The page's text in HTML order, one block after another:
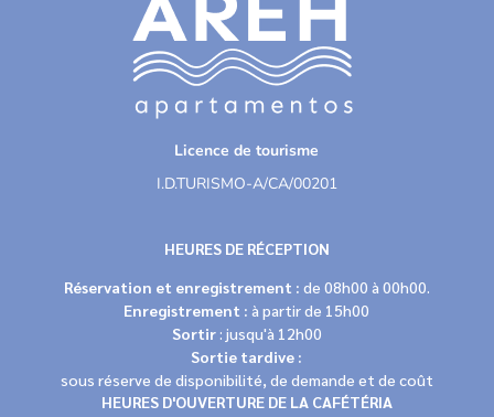
Licence de tourisme
I.D.TURISMO-A/CA/00201
HEURES DE RÉCEPTION
Réservation et enregistrement : de 08h00 à 00h00.
Enregistrement : à partir de 15h00
Sortir : jusqu'à 12h00
Sortie tardive :
sous réserve de disponibilité, de demande et de coût
HEURES D'OUVERTURE DE LA CAFÉTÉRIA